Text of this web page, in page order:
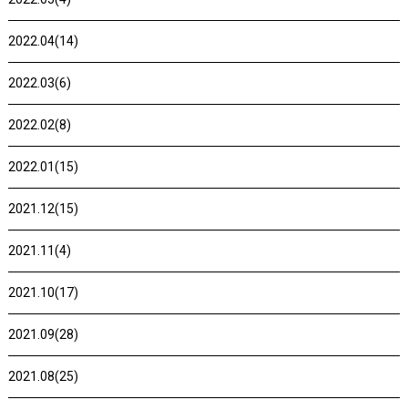
2022.04(14)
2022.03(6)
2022.02(8)
2022.01(15)
2021.12(15)
2021.11(4)
2021.10(17)
2021.09(28)
2021.08(25)